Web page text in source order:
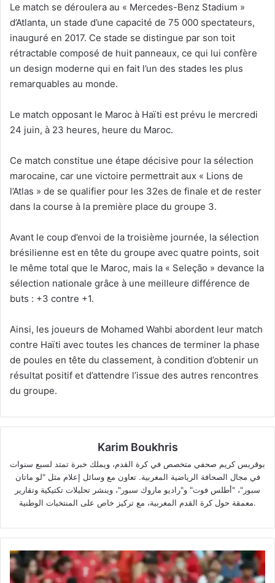
Le match se déroulera au « Mercedes-Benz Stadium »
d’Atlanta, un stade d’une capacité de 75 000 spectateurs,
inauguré en 2017. Ce stade se distingue par son toit
rétractable composé de huit panneaux, ce qui lui confère
un design moderne qui en fait l’un des stades les plus
remarquables au monde.
Le match opposant le Maroc à Haïti est prévu le mercredi
24 juin, à 23 heures, heure du Maroc.
Ce match constitue une étape décisive pour la sélection
marocaine, car une victoire permettrait aux « Lions de
l’Atlas » de se qualifier pour les 32es de finale et de rester
dans la course à la première place du groupe 3.
Avant le coup d’envoi de la troisième journée, la sélection
brésilienne est en tête du groupe avec quatre points, soit
le même total que le Maroc, mais la « Seleção » devance la
sélection nationale grâce à une meilleure différence de
buts : +3 contre +1.
Ainsi, les joueurs de Mohamed Wahbi abordent leur match
contre Haïti avec toutes les chances de terminer la phase
de poules en tête du classement, à condition d’obtenir un
résultat positif et d’attendre l’issue des autres rencontres
du groupe.
Karim Boukhris
بوقريس كريم صحفي متخصص في كرة القدم، ويملك خبرة تمتد لسبع سنوات
في مجال الصحافة الرياضية المغربية. تعاون مع وسائل إعلام مثل "لو ماتان
سبور"، "أطلس فوت" و"راديو ماروك سبور"، وينشر تحليلات تكتيكية وتقارير
معمقة حول كرة القدم المغربية، مع تركيز خاص على المنتخبات الوطنية.
Ronaldo
suscite